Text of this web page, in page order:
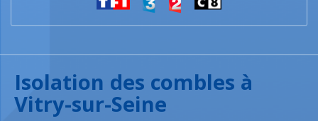
Isolation des combles à
Vitry-sur-Seine